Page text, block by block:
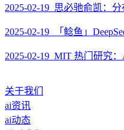
2025-02-19 思必驰俞凯：
2025-02-19 「鲶鱼」
2025-02-19 MIT 热门研究
关于我们
ai资讯
ai动态